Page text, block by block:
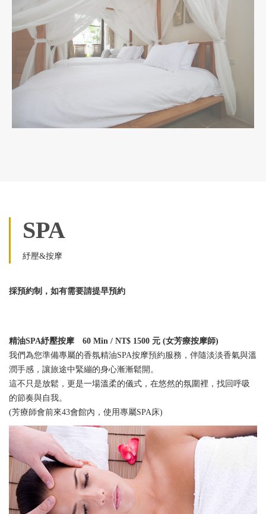
SPA
紓壓&按摩
採預約制，如有需要請提早預約
精油SPA紓壓按摩 60 Min / NT$ 1500 元 (女芳療按摩師)
我們為您準備專屬的香氛精油SPA按摩預約服務，伴隨淡淡香氣與溫
潤手感，讓旅途中緊繃的身心漸漸鬆開。
這不只是放鬆，更是一場溫柔的儀式，在悠然的氛圍裡，找回呼吸
的節奏與自我。
(芳療師會前來43會館內，使用專屬SPA床)